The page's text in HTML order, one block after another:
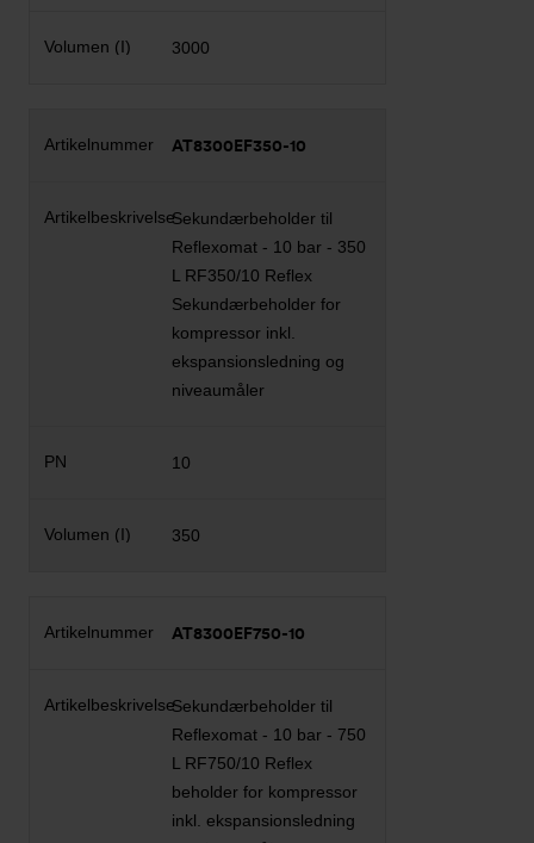
3000
AT8300EF350-10
Sekundærbeholder til
Reflexomat - 10 bar - 350
L RF350/10 Reflex
Sekundærbeholder for
kompressor inkl.
ekspansionsledning og
niveaumåler
10
350
AT8300EF750-10
Sekundærbeholder til
Reflexomat - 10 bar - 750
L RF750/10 Reflex
beholder for kompressor
inkl. ekspansionsledning